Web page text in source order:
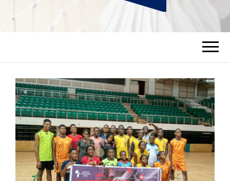
ASSOCIATION
FRANCOPHONIE
DU BADMINTON